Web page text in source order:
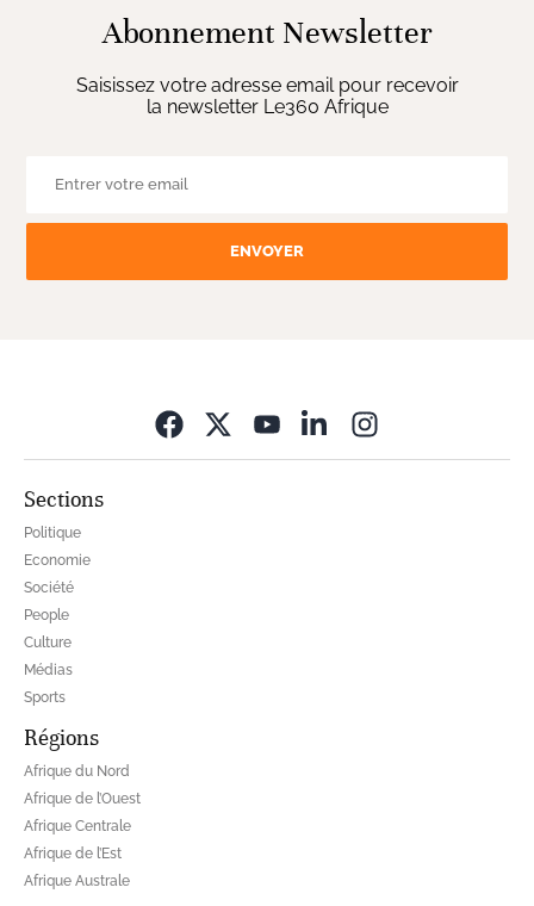
Abonnement Newsletter
Saisissez votre adresse email pour recevoir
la newsletter Le360 Afrique
ENVOYER
Sections
Politique
Economie
Société
People
Culture
Médias
Sports
Régions
Afrique du Nord
Afrique de l’Ouest
Afrique Centrale
Afrique de l’Est
Afrique Australe